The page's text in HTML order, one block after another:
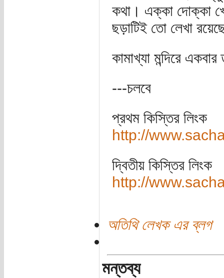
কথা। এক্কা দোক্কা
ছড়াটিই তো লেখা
কামাখ্যা মন্দিরে
---চলবে
প্রথম কিস্তির লিংক
http://
দ্বিতীয় কিস্তির লিংক
http://
অতিথি লেখক এর ব্লগ
মন্তব্য